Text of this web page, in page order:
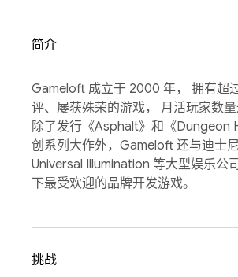
简介
Gameloft 成立于 2000 年， 拥有超
评、屡获殊荣的游戏， 月活玩家数量
除了发行《Asphalt》和《Dungeon
创系列大作外，Gameloft 还与迪士
Universal Illumination 等大型娱乐公
下最受欢迎的品牌开发游戏。
挑战